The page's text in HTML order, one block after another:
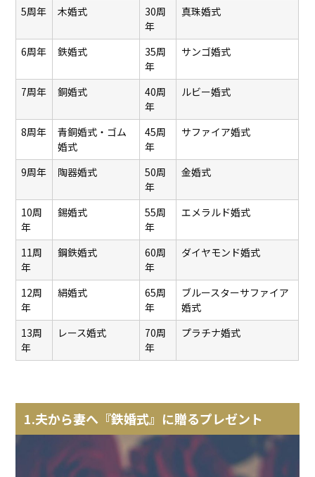
5周年 木婚式
30周
年
真珠婚式
6周年 鉄婚式
35周
年
サンゴ婚式
7周年 銅婚式
40周
年
ルビー婚式
8周年
青銅婚式・ゴム
婚式
45周
年
サファイア婚式
9周年 陶器婚式
50周
年
金婚式
10周
年
錫婚式
55周
年
エメラルド婚式
11周
年
鋼鉄婚式
60周
年
ダイヤモンド婚式
12周
年
絹婚式
65周
年
ブルースターサファイア
婚式
13周
年
レース婚式
70周
年
プラチナ婚式
1.夫から妻へ『鉄婚式』に贈るプレゼント